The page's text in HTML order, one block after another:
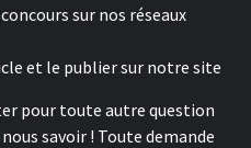
sur nos réseaux
et le publier sur notre site
pour toute autre question
savoir ! Toute demande